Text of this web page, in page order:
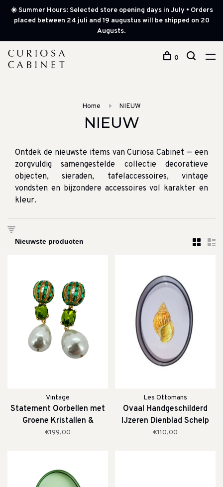
☀️ Summer Hours: Selected store opening days in July • Orders
placed between 24 juli and 19 augustus will be shipped on 20
Augusts.
0
Home NIEUW
NIEUW
Ontdek de nieuwste items van Curiosa Cabinet — een
zorgvuldig samengestelde collectie decoratieve
objecten, sieraden, tafelaccessoires, vintage
vondsten en bijzondere accessoires vol karakter en
kleur.
Vintage
Statement Oorbellen met
Groene Kristallen &
Barokparels
€199,00
Les Ottomans
Ovaal Handgeschilderd
IJzeren Dienblad Schelp
€110,00